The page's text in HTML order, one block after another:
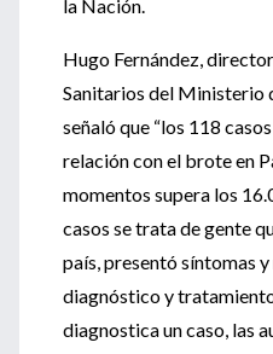
la Nación.
Hugo Fernández,
Sanitarios del Ministerio
señaló que “los 118
relación con el brote en
momentos supera los
casos se trata de gente
país, presentó síntomas
diagnóstico y
diagnostica un caso, las